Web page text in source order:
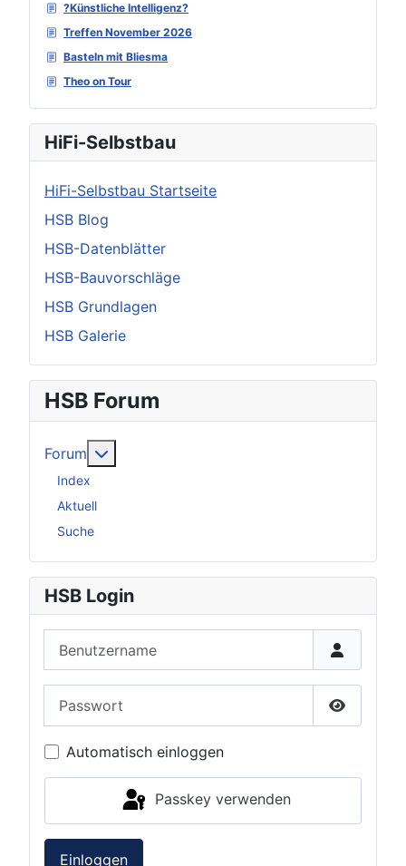
?Künstliche Intelligenz?
Treffen November 2026
Basteln mit Bliesma
Theo on Tour
HiFi-Selbstbau
HiFi-Selbstbau Startseite
HSB Blog
HSB-Datenblätter
HSB-Bauvorschläge
HSB Grundlagen
HSB Galerie
HSB Forum
Forum
Index
Aktuell
Suche
HSB Login
Passwort
Automatisch einloggen
Passkey verwenden
Einloggen